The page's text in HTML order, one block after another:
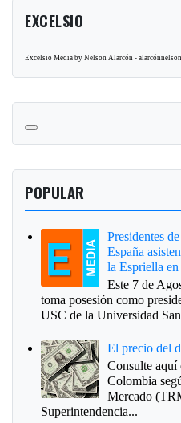
EXCELSIO
Excelsio Media by Nelson Alarcón - alarcónnelson
POPULAR
Presidentes
España
la Espriella
Este 7 de
toma posesión como
USC de la Universidad
El precio del
Consulte aquí
Colombia
Mercado
Superintendencia...